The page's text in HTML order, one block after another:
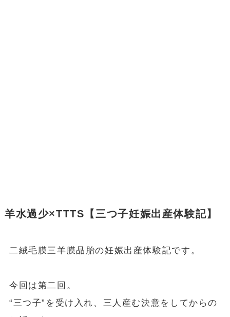
羊水過少×TTTS【三つ子妊娠出産体験記】
二絨毛膜三羊膜品胎の妊娠出産体験記です。
今回は第二回。
“三つ子”を受け入れ、三人産む決意をしてからの